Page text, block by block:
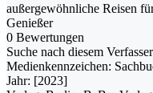
außergewöhnliche Reisen
Genießer
0 Bewertungen
Suche nach diesem Verfasser
Medienkennzeichen:
Jahr: [2023]